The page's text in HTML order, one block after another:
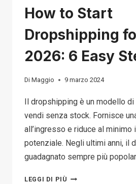
How to Start
Dropshipping
2026: 6 Easy
Di Maggio 9 marzo 2024
Il dropshipping è un modello
vendi senza stock. Fornisce
all’ingresso e riduce al minimo
potenziale. Negli ultimi anni, il
guadagnato sempre più
LEGGI DI PIÙ HOW